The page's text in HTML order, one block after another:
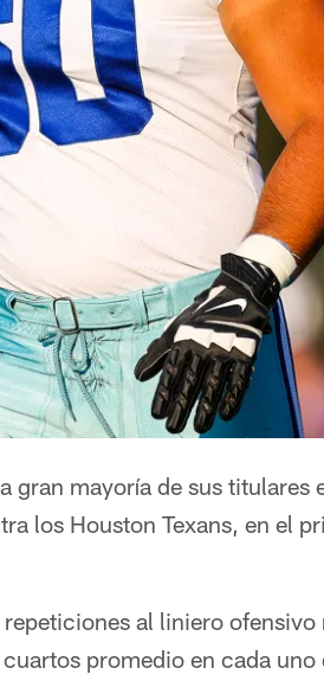
gran mayoría de sus titulares
los Houston Texans, en el
al liniero ofensivo
promedio en cada